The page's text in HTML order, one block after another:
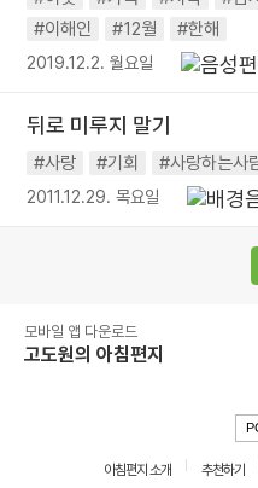
#이해인
#12월 #한해
2019.12.2. 월요일
뒤로 미루지 말기
#사랑 #기회 #사랑하는사
2011.12.29. 목요일
모바일 앱 다운로드
고도원의 아침편지
아침편지 소개 추천하기